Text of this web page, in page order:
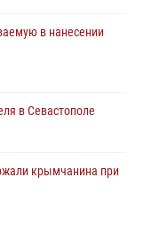
в нанесении
в Севастополе
крымчанина при